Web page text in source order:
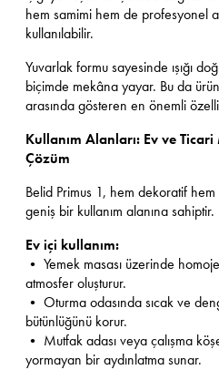
hem samimi hem de profesyonel
kullanılabilir.
Yuvarlak formu sayesinde ışığı
biçimde mekâna yayar. Bu da
arasında gösteren en önemli
Kullanım Alanları: Ev ve
Çözüm
Belid Primus 1, hem dekoratif
geniş bir kullanım alanına sahiptir.
Ev içi kullanım:
• Yemek masası üzerinde
atmosfer oluşturur.
• Oturma odasında sıcak ve
bütünlüğünü korur.
• Mutfak adası veya çalışma
yormayan bir aydınlatma sunar.